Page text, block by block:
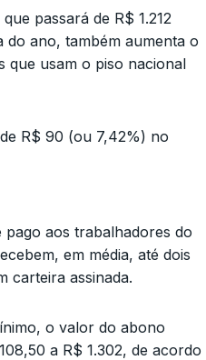
passará de R$ 1.212
do ano, também aumenta o
que usam o piso nacional
R$ 90 (ou 7,42%) no
aos trabalhadores do
em média, até dois
carteira assinada.
o valor do abono
a R$ 1.302, de acordo